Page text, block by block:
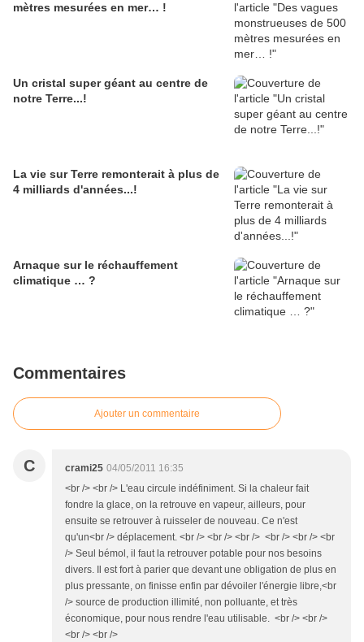
mètres mesurées en mer… !
Un cristal super géant au centre de
notre Terre...!
La vie sur Terre remonterait à plus de
4 milliards d'années...!
Arnaque sur le réchauffement
climatique … ?
Commentaires
Ajouter un commentaire
C crami25 04/05/2011 16:35
<br /> <br /> L'eau circule indéfiniment. Si la chaleur fait
fondre la glace, on la retrouve en vapeur, ailleurs, pour
ensuite se retrouver à ruisseler de nouveau. Ce n'est
qu'un<br /> déplacement. <br /> <br /> <br /> <br /> <br /> <br
/> Seul bémol, il faut la retrouver potable pour nos besoins
divers. Il est fort à parier que devant une obligation de plus en
plus pressante, on finisse enfin par dévoiler l'énergie libre,<br
/> source de production illimité, non polluante, et très
économique, pour nous rendre l'eau utilisable. <br /> <br />
<br /> <br />